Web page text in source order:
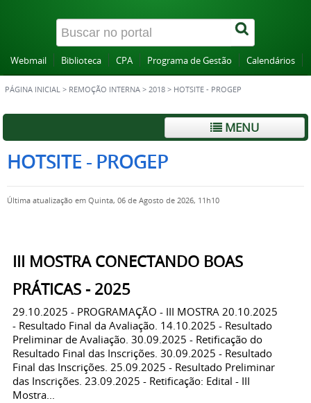
Webmail Biblioteca CPA Programa de Gestão Calendários
PÁGINA INICIAL > REMOÇÃO INTERNA > 2018 > HOTSITE - PROGEP
MENU
HOTSITE - PROGEP
Última atualização em Quinta, 06 de Agosto de 2026, 11h10
III MOSTRA CONECTANDO BOAS
PRÁTICAS - 2025
29.10.2025 - PROGRAMAÇÃO - III MOSTRA 20.10.2025
- Resultado Final da Avaliação. 14.10.2025 - Resultado
Preliminar de Avaliação. 30.09.2025 - Retificação do
Resultado Final das Inscrições. 30.09.2025 - Resultado
Final das Inscrições. 25.09.2025 - Resultado Preliminar
das Inscrições. 23.09.2025 - Retificação: Edital - III
Mostra...